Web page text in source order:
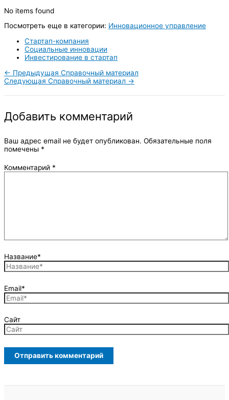
No items found
Посмотреть еще в категории: Инновационное управление
Стартап-компания
Социальные инновации
Инвестирование в стартап
← Предыдущая Справочный материал
Следующая Справочный материал →
Добавить комментарий
Ваш адрес email не будет опубликован. Обязательные поля
помечены *
Комментарий *
Название*
Email*
Сайт